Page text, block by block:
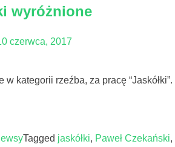
wyróżnione
czerwca, 2017
w kategorii rzeźba, za pracę “Jaskółki”.
Tagged jaskółki, Paweł Czekański,